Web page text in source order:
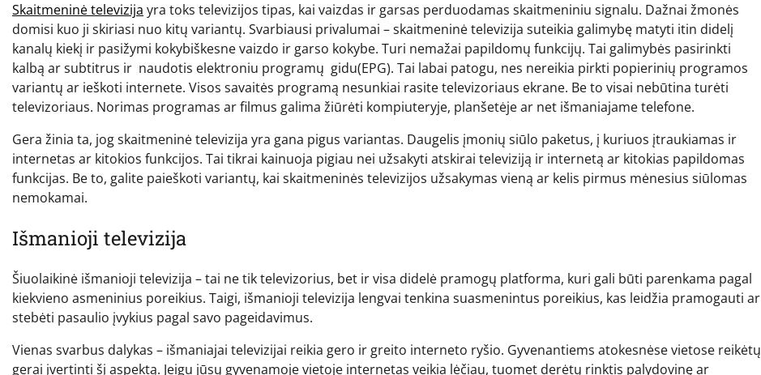
Skaitmeninė televizija yra toks televizijos tipas, kai vaizdas ir garsas perduodamas skaitmeniniu signalu. Dažnai žmonės
domisi kuo ji skiriasi nuo kitų variantų. Svarbiausi privalumai – skaitmeninė televizija suteikia galimybę matyti itin didelį
kanalų kiekį ir pasižymi kokybiškesne vaizdo ir garso kokybe. Turi nemažai papildomų funkcijų. Tai galimybės pasirinkti
kalbą ar subtitrus ir naudotis elektroniu programų gidu(EPG). Tai labai patogu, nes nereikia pirkti popierinių programos
variantų ar ieškoti internete. Visos savaitės programą nesunkiai rasite televizoriaus ekrane. Be to visai nebūtina turėti
televizoriaus. Norimas programas ar filmus galima žiūrėti kompiuteryje, planšetėje ar net išmaniajame telefone.
Gera žinia ta, jog skaitmeninė televizija yra gana pigus variantas. Daugelis įmonių siūlo paketus, į kuriuos įtraukiamas ir
internetas ar kitokios funkcijos. Tai tikrai kainuoja pigiau nei užsakyti atskirai televiziją ir internetą ar kitokias papildomas
funkcijas. Be to, galite paieškoti variantų, kai skaitmeninės televizijos užsakymas vieną ar kelis pirmus mėnesius siūlomas
nemokamai.
Išmanioji televizija
Šiuolaikinė išmanioji televizija – tai ne tik televizorius, bet ir visa didelė pramogų platforma, kuri gali būti parenkama pagal
kiekvieno asmeninius poreikius. Taigi, išmanioji televizija lengvai tenkina suasmenintus poreikius, kas leidžia pramogauti ar
stebėti pasaulio įvykius pagal savo pageidavimus.
Vienas svarbus dalykas – išmaniajai televizijai reikia gero ir greito interneto ryšio. Gyvenantiems atokesnėse vietose reikėtų
gerai įvertinti šį aspektą. Jeigu jūsų gyvenamoje vietoje internetas veikia lėčiau, tuomet derėtų rinktis palydovinę ar